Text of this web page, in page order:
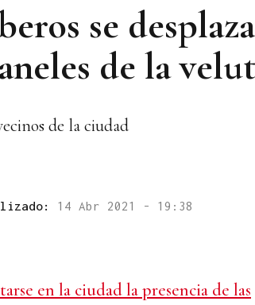
se
de la
de la ciudad
14 Abr 2021 - 19:38
en la ciudad la presencia de las